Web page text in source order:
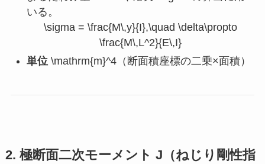
いる。
\sigma = \frac{M\,y}{I},\quad \delta\propto
\frac{M\,L^2}{E\,I}
単位 \mathrm{m}^4（断面積座標の二乗×面積）
2. 極断面二次モーメント J （ねじり剛性指